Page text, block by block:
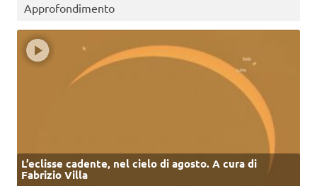
Approfondimento
L’eclisse cadente, nel cielo di agosto. A cura di
Fabrizio Villa